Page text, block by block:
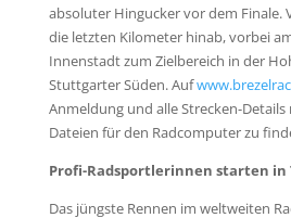
absoluter Hingucker vor dem Finale.
die letzten Kilometer hinab, vorbei
Innenstadt zum Zielbereich in der
Stuttgarter Süden. Auf
Anmeldung und alle Strecken-
Dateien für den Radcomputer zu
Profi-Radsportlerinnen starten in
Das jüngste Rennen im weltweiten